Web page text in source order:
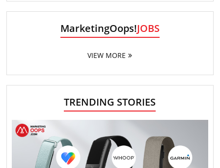
MarketingOops!JOBS
VIEW MORE
TRENDING STORIES